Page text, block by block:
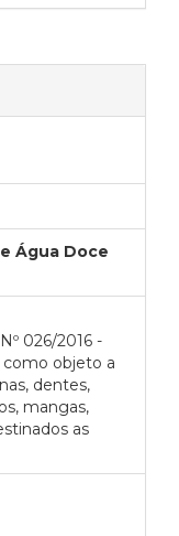
Água Doce
026/2016 -
como objeto a
dentes,
mangas,
as